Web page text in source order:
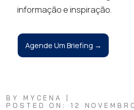
informação e inspiração.
Agende Um Briefing →
BY MYCENA |
POSTED ON: 12